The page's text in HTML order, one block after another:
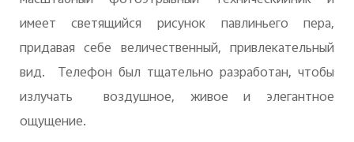
имеет светящийся рисунок павлиньего пера,
придавая себе величественный, привлекательный
вид. Телефон был тщательно разработан, чтобы
излучать воздушное, живое и элегантное
ощущение.